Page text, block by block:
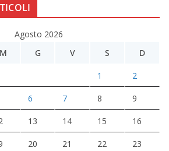
Agosto 2026
M G V S D
1 2
6 7 8 9
13 14 15 16
20 21 22 23